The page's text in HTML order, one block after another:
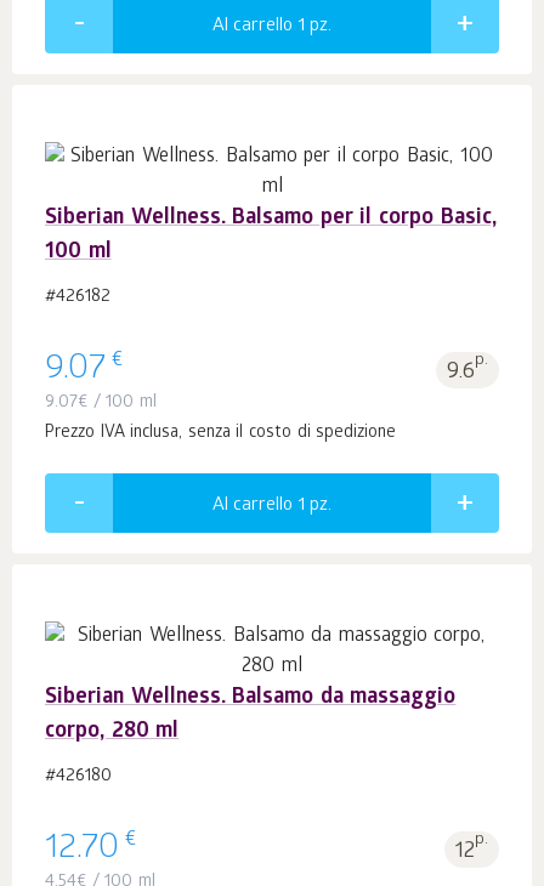
Al carrello 1 pz.
Siberian Wellness. Balsamo per il corpo Basic,
100 ml
#426182
9.07 € 9.6p.
9.07€ / 100 ml
Prezzo IVA inclusa, senza il costo di spedizione
Al carrello 1 pz.
Siberian Wellness. Balsamo da massaggio
corpo, 280 ml
#426180
12.70 € 12p.